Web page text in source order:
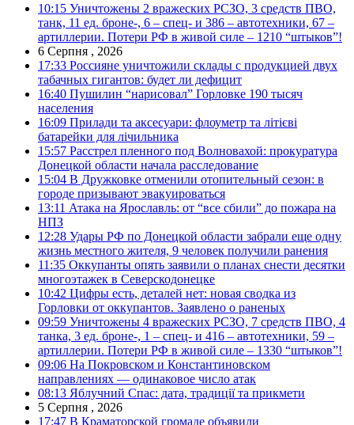
10:15 Уничтожены 2 вражеских РСЗО, 3 средств ПВО,
танк, 11 ед. броне-, 6 – спец- и 386 – автотехники, 67 –
артиллерии. Потери РФ в живой силе – 1210 “штыков”!
6 Серпня , 2026
17:33 Россияне уничтожили склады с продукцией двух
табачных гигантов: будет ли дефицит
16:40 Пушилин “нарисовал” Горловке 190 тысяч
населения
16:09 Прилади та аксесуари: флоуметр та літієві
батарейки для лічильника
15:57 Расстрел пленного под Волновахой: прокуратура
Донецкой области начала расследование
15:04 В Дружковке отменили отопительный сезон: в
городе призывают эвакуироваться
13:11 Атака на Ярославль: от “все сбили” до пожара на
НПЗ
12:28 Удары РФ по Донецкой области забрали еще одну
жизнь местного жителя, 9 человек получили ранения
11:35 Оккупанты опять заявили о планах снести десятки
многоэтажек в Северскодонецке
10:42 Цифры есть, деталей нет: новая сводка из
Горловки от оккупантов. Заявлено о раненых
09:59 Уничтожены 4 вражеских РСЗО, 7 средств ПВО, 4
танка, 3 ед. броне-, 1 – спец- и 416 – автотехники, 59 –
артиллерии. Потери РФ в живой силе – 1330 “штыков”!
09:06 На Покровском и Константиновском
направлениях — одинаковое число атак
08:13 Яблучний Спас: дата, традиції та прикмети
5 Серпня , 2026
17:47 В Краматорской громаде объявили